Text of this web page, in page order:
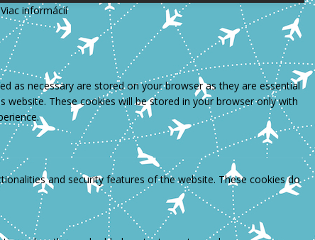
Viac informácií
as necessary are stored on your browser as they are essential
These cookies will be stored in your browser only with
and security features of the website. These cookies do